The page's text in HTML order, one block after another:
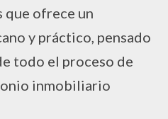
que ofrece un
y práctico, pensado
todo el proceso de
inmobiliario